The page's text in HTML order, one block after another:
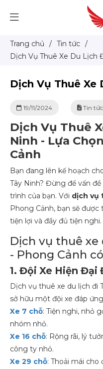
Trang chủ / Tin tức /
Dịch Vụ Thuê Xe Du Lịch
Dịch Vụ Thuê Xe
19/11/2024 Tin tức
Dịch Vụ Thuê
Ninh - Lựa
Cảnh
Bạn đang lên kế hoạch
Tây Ninh? Đừng để vấn
trình của bạn. Với dịch vụ
Phong Cảnh, bạn sẽ
tiện lợi và đầy đủ tiện nghi.
Dịch vụ thuê xe
- Phong Cảnh
1. Đội Xe Hiện Đại
Dịch vụ thuê xe du lịch đi
sở hữu một đội xe đáp
Xe 7 chỗ: Tiện nghi, nhỏ
nhóm nhỏ.
Xe 16 chỗ: Rộng rãi, lý
công ty nhỏ.
Xe 29 chỗ: Thoải mái cho